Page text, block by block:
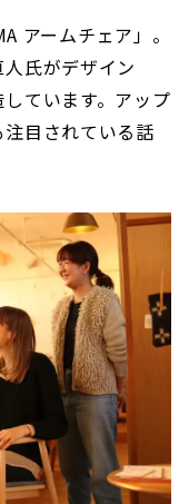
アームチェア」。
氏がデザイン
ています。アップ
目されている話